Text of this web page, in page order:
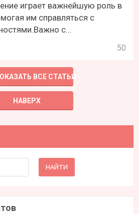
играет важнейшую роль в
им справляться с
с...
50
ВСЕ СТАТЬИ
НАВЕРХ